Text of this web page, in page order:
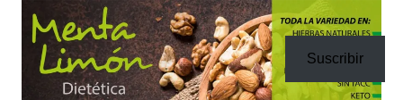
Suscribir